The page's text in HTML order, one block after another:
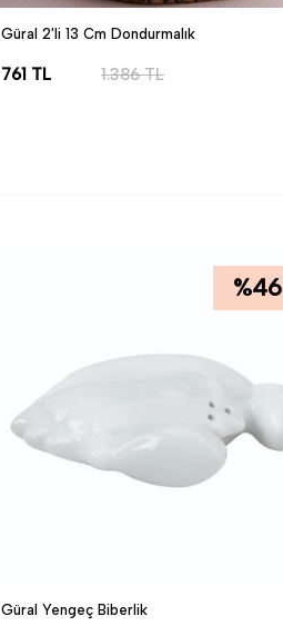
Güral 2'li 13 Cm Dondurmalık
761 TL 1.386TL
%46
Güral Yengeç Biberlik